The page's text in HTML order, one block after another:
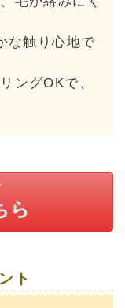
な触り心地で
ングOKで、
ら
ト